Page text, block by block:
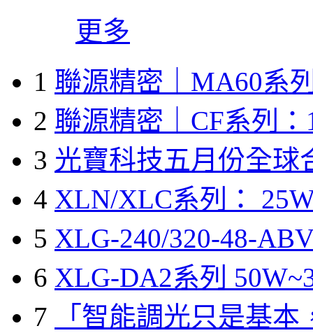
更多
1 聯源精密｜MA60系
2 聯源精密｜CF系列：
3 光寶科技五月份全球
4 XLN/XLC系列：
5 XLG-240/320-48-
6 XLG-DA2系列
7
「智能調光只是基本